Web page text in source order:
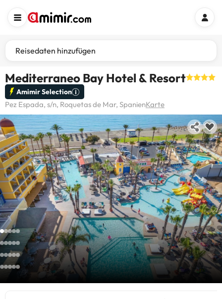
Reisedaten hinzufügen
Mediterraneo Bay Hotel & Resort
Amimir Selection
Pez Espada, s/n, Roquetas de Mar, SpanienKarte